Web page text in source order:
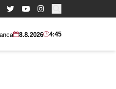
Buscar:
8.8.2026 4:45